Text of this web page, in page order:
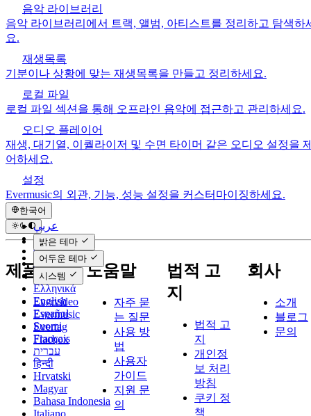
음악 라이브러리
음악 라이브러리에서 트랙, 앨범, 아티스트를 정리하고 탐색하
요.
재생목록
기분이나 상황에 맞는 재생목록을 만들고 정리하세요.
로컬 파일
로컬 파일 섹션을 통해 오프라인 음악에 접근하고 관리하세요.
오디오 플레이어
재생, 대기열, 이퀄라이저 및 수면 타이머 같은 오디오 설정을
어하세요.
설정
Evermusic의 외관, 기능, 성능 설정을 커스터마이징하세요.
한국어
عربي
Català
Čeština
Dansk
Deutsch
Ελληνικά
English
Español
Suomi
Français
עברית
हिन्दी
Hrvatski
Magyar
Bahasa Indonesia
Italiano
밝은 테마
어두운 테마
시스템
제품
Evervideo
Evermusic
Evertag
Flacbox
도움말
자주 묻
는 질문
사용 방
법
사용자
가이드
지원 문
의
법적 고
지
법적 고
지
개인정
보 처리
방침
쿠키 정
책
회사
소개
블로그
문의